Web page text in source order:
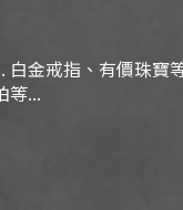
金戒指、有價珠寶
等...